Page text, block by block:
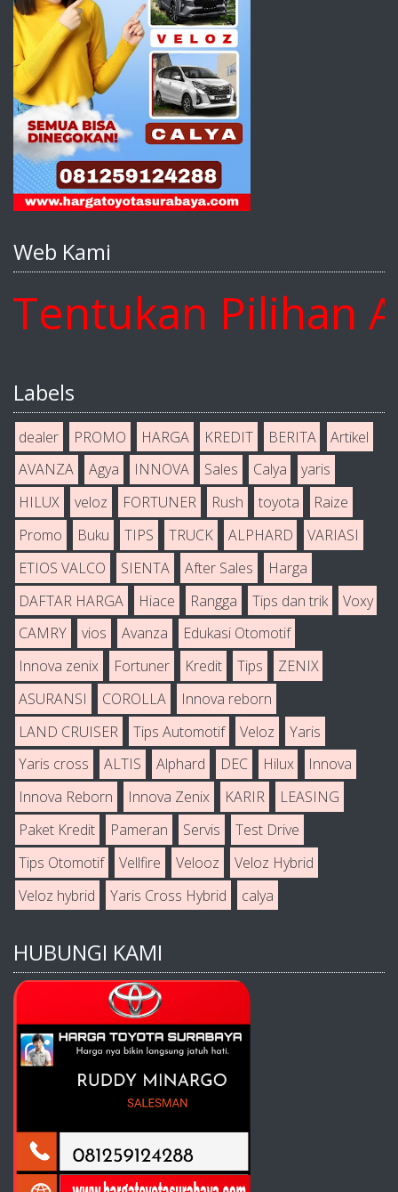
Web Kami
Pilihan
Labels
dealer PROMO HARGA KREDIT BERITA
Artikel
AVANZA
Agya INNOVA Sales Calya
yaris
HILUX
veloz FORTUNER Rush toyota
Raize
Promo
Buku TIPS TRUCK ALPHARD
VARIASI
ETIOS VALCO
SIENTA After Sales
Harga
DAFTAR HARGA
Hiace Rangga Tips dan trik
Voxy
CAMRY
vios Avanza
Edukasi Otomotif
Innova zenix
Fortuner Kredit Tips
ZENIX
ASURANSI
COROLLA
Innova reborn
LAND CRUISER
Tips Automotif Veloz
Yaris
Yaris cross
ALTIS Alphard DEC Hilux
Innova
Innova Reborn
Innova Zenix KARIR
LEASING
Paket Kredit
Pameran Servis
Test Drive
Tips Otomotif
Vellfire Velooz
Veloz Hybrid
Veloz hybrid
Yaris Cross Hybrid calya
HUBUNGI KAMI